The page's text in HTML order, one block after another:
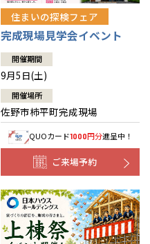
住まいの探検フェア
完成現場見学会イベント
開催期間
9月5日(土)
開催場所
佐野市柿平町完成現場
QUOカード1000円分進呈中！
ご来場予約